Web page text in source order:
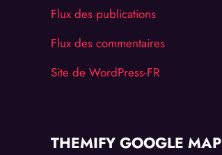
Flux des publications
Flux des commentaires
Site de WordPress-FR
THEMIFY GOOGLE MAP